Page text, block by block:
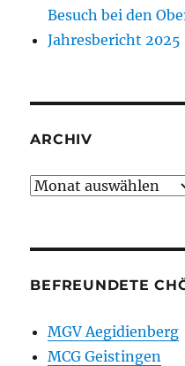
Besuch bei den
Jahresbericht 2025
ARCHIV
Archiv
BEFREUNDETE
MGV Aegidienberg
MCG Geistingen